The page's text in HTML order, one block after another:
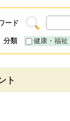
ード
分類 健康・福祉
ト